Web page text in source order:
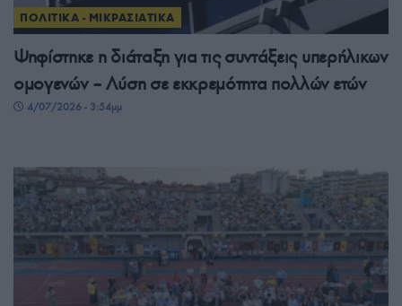
ΠΟΛΙΤΙΚΑ - ΜΙΚΡΑΣΙΑΤΙΚΑ
Ψηφίστηκε η διάταξη για τις συντάξεις υπερήλικων
ομογενών – Λύση σε εκκρεμότητα πολλών ετών
4/07/2026 - 3:54μμ